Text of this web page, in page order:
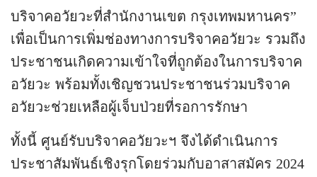
บริจาคอวัยวะที่สำนักงานเขต กรุงเทพมหานคร”
เพื่อเป็นการเพิ่มช่องทางการบริจาคอวัยวะ รวมถึง
ประชาชนเกิดความเข้าใจที่ถูกต้องในการบริจาค
อวัยวะ พร้อมทั้งเชิญชวนประชาชนร่วมบริจาค
อวัยวะช่วยเหลือผู้เจ็บป่วยที่รอการรักษา
ทั้งนี้ ศูนย์รับบริจาคอวัยวะฯ จึงได้ดำเนินการ
ประชาสัมพันธ์เชิงรุกโดยร่วมกับอาสาสมัคร 2024